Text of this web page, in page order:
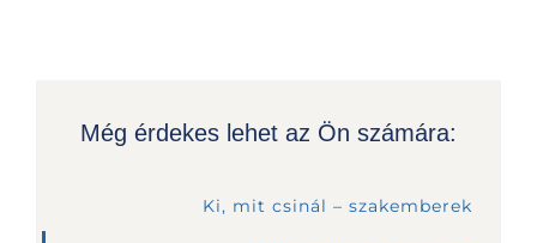
Még érdekes lehet az Ön számára:
Ki, mit csinál – szakemberek